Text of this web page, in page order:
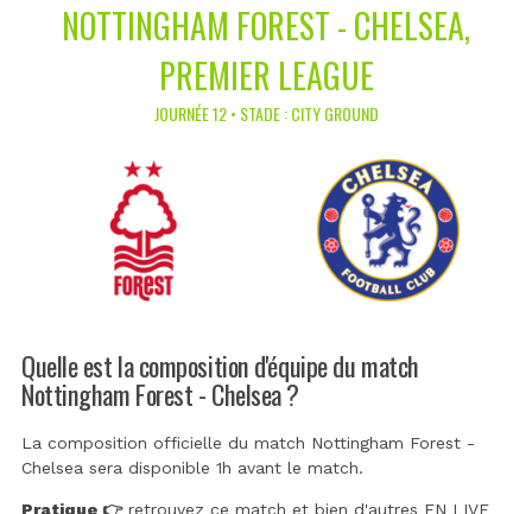
NOTTINGHAM FOREST - CHELSEA,
PREMIER LEAGUE
JOURNÉE 12 • STADE : CITY GROUND
Quelle est la composition d'équipe du match
Nottingham Forest - Chelsea ?
La composition officielle du match Nottingham Forest -
Chelsea sera disponible 1h avant le match.
Pratique 👉retrouvez ce match et bien d'autres EN LIVE